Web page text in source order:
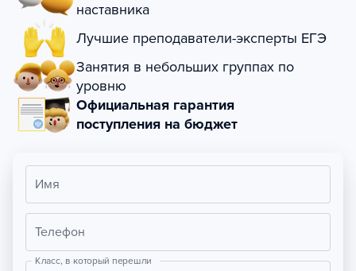
наставника
Лучшие преподаватели-эксперты ЕГЭ
Занятия в небольших группах по
уровню
Официальная гарантия
поступления на бюджет
Имя
Телефон
Класс, в который перешли